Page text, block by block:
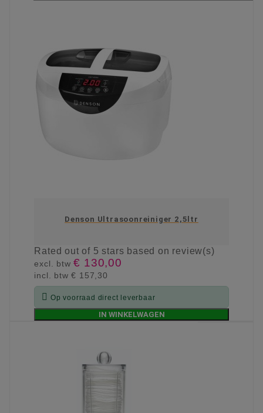
Denson Ultrasoonreiniger 2,5ltr
Ratedout of 5 stars based on review(s)
excl. btw€ 130,00
incl. btw€ 157,30
 Op voorraad direct leverbaar
IN WINKELWAGEN